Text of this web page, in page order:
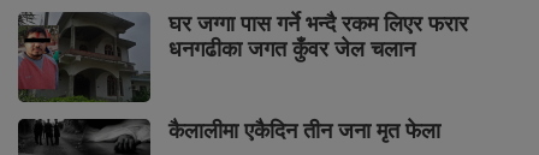
घर जग्गा पास गर्ने भन्दै रकम लिएर फरार
धनगढीका जगत कुँवर जेल चलान
कैलालीमा एकैदिन तीन जना मृत फेला